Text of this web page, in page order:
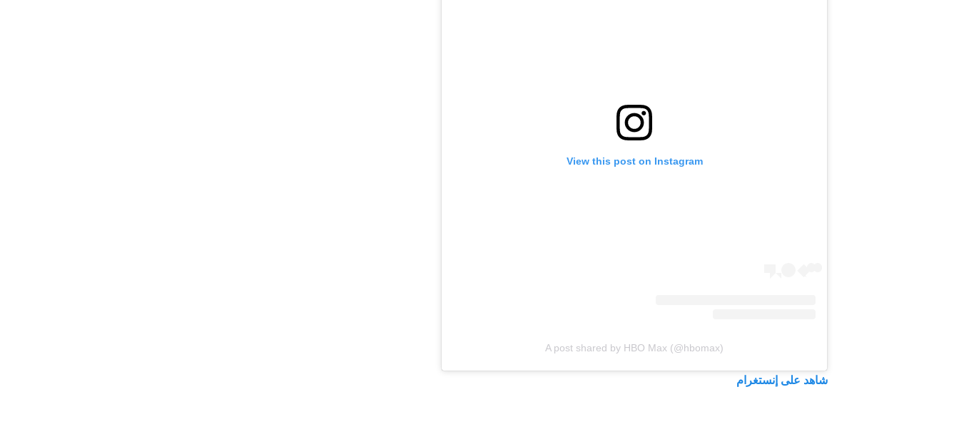
View this post on Instagram
A post shared by HBO Max (@hbomax)
شاهد على إنستغرام